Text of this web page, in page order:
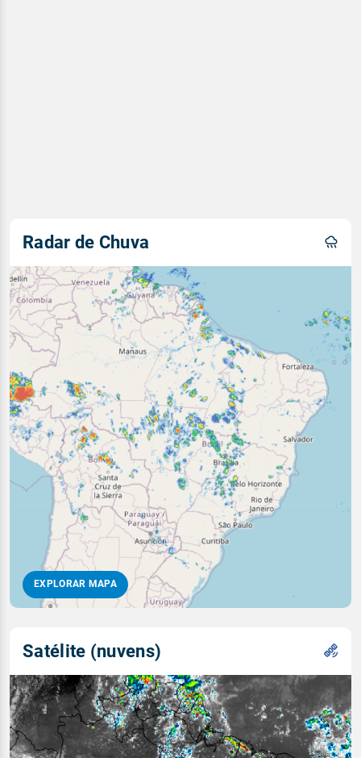
Radar de Chuva
EXPLORAR MAPA
Satélite (nuvens)